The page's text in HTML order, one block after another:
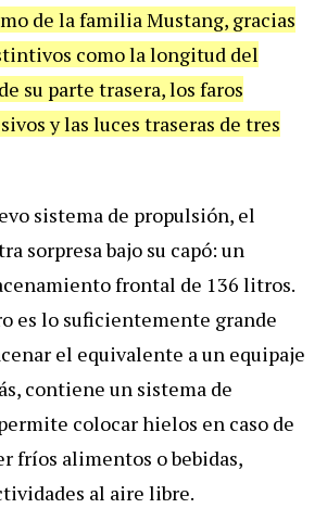
de la familia Mustang, gracias
como la longitud del
su parte trasera, los faros
y las luces traseras de tres
sistema de propulsión, el
sorpresa bajo su capó: un
frontal de 136 litros.
es lo suficientemente grande
el equivalente a un equipaje
contiene un sistema de
colocar hielos en caso de
fríos alimentos o bebidas,
al aire libre.